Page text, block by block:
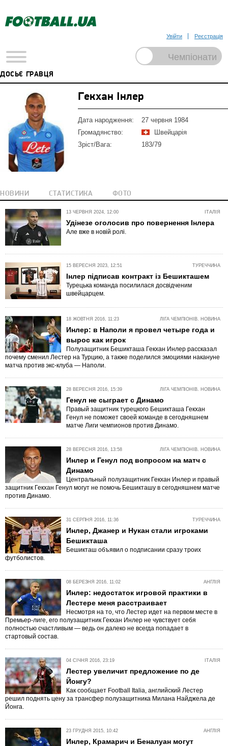
Увійти Реєстрація
ДОСЬЄ ГРАВЦЯ
Гекхан Інлер
Дата народження:
27 червня 1984
Громадянство:
Швейцарія
Зріст/Вага:
183/79
НОВИНИ СТАТИСТИКА ФОТО
ІТАЛІЯ
13 ЧЕРВНЯ 2024, 12:00
Удінезе оголосив про повернення Інлера
Але вже в новій ролі.
ТУРЕЧЧИНА
15 ВЕРЕСНЯ 2023, 12:51
Інлер підписав контракт із Бешикташем
Турецька команда посилилася досвідченим
швейцарцем.
ЛІГА ЧЕМПІОНІВ. НОВИНА
18 ЖОВТНЯ 2016, 11:23
Инлер: в Наполи я провел четыре года и
вырос как игрок
Полузащитник Бешикташа Гекхан Инлер рассказал
почему сменил Лестер на Турцию, а также поделился эмоциями накануне
матча против экс-клуба — Наполи.
ЛІГА ЧЕМПІОНІВ. НОВИНА
28 ВЕРЕСНЯ 2016, 15:39
Генул не сыграет с Динамо
Правый защитник турецкого Бешикташа Гекхан
Генул не поможет своей команде в сегодняшнем
матче Лиги чемпионов против Динамо.
ЛІГА ЧЕМПІОНІВ. НОВИНА
28 ВЕРЕСНЯ 2016, 13:58
Инлер и Генул под вопросом на матч с
Динамо
Центральный полузащитник Гекхан Инлер и правый
защитник Гекхан Генул могут не помочь Бешикташу в сегодняшнем матче
против Динамо.
ТУРЕЧЧИНА
31 СЕРПНЯ 2016, 11:36
Инлер, Джанер и Нукан стали игроками
Бешикташа
Бешикташ объявил о подписании сразу троих
футболистов.
АНГЛІЯ
08 БЕРЕЗНЯ 2016, 11:02
Инлер: недостаток игровой практики в
Лестере меня расстраивает
Несмотря на то, что Лестер идет на первом месте в
Премьер-лиге, его полузащитник Гекхан Инлер не чувствует себя
полностью счастливым — ведь он далеко не всегда попадает в
стартовый состав.
ІТАЛІЯ
04 СІЧНЯ 2016, 23:19
Лестер увеличит предложение по де
Йонгу?
Как сообщает Football Italia, английский Лестер
решил поднять цену за трансфер полузащитника Милана Найджела де
Йонга.
АНГЛІЯ
23 ГРУДНЯ 2015, 10:42
Инлер, Крамарич и Беналуан могут